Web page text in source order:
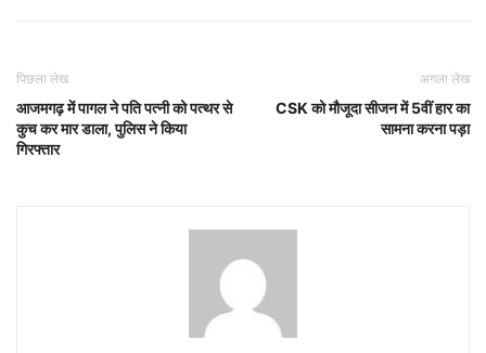
पिछला लेख
आजमगढ़ में पागल ने पति पत्नी को पत्थर से
कुच कर मार डाला, पुलिस ने किया
गिरफ्तार
अगला लेख
CSK को मौजूदा सीजन में 5वीं हार का
सामना करना पड़ा